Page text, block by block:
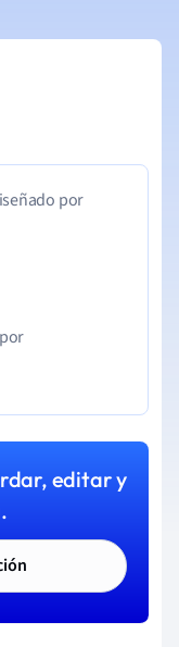
por
editar y